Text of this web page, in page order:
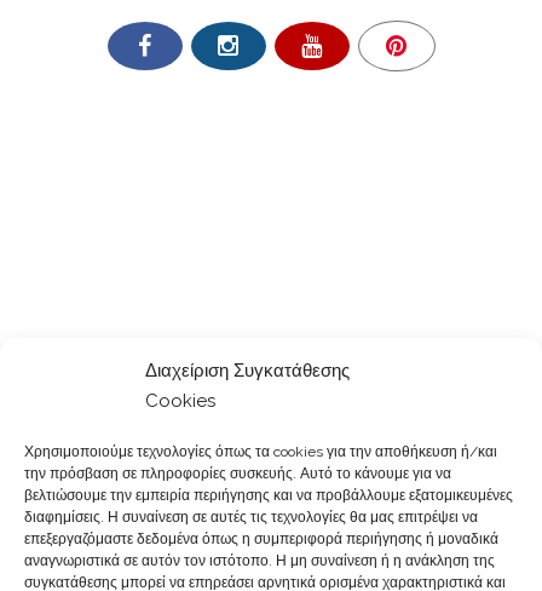
Διαχείριση Συγκατάθεσης
Cookies
Χρησιμοποιούμε τεχνολογίες όπως τα cookies για την αποθήκευση ή/και
την πρόσβαση σε πληροφορίες συσκευής. Αυτό το κάνουμε για να
βελτιώσουμε την εμπειρία περιήγησης και να προβάλλουμε εξατομικευμένες
διαφημίσεις. Η συναίνεση σε αυτές τις τεχνολογίες θα μας επιτρέψει να
επεξεργαζόμαστε δεδομένα όπως η συμπεριφορά περιήγησης ή μοναδικά
αναγνωριστικά σε αυτόν τον ιστότοπο. Η μη συναίνεση ή η ανάκληση της
συγκατάθεσης μπορεί να επηρεάσει αρνητικά ορισμένα χαρακτηριστικά και